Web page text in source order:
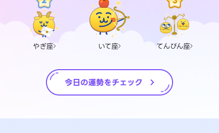
やぎ座 いて座 てんびん座